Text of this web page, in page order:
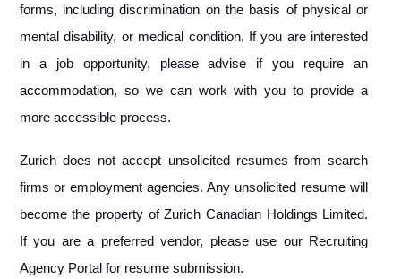
forms, including discrimination on the basis of physical or
mental disability, or medical condition. If you are interested
in a job opportunity, please advise if you require an
accommodation, so we can work with you to provide a
more accessible process.
Zurich does not accept unsolicited resumes from search
firms or employment agencies. Any unsolicited resume will
become the property of Zurich Canadian Holdings Limited.
If you are a preferred vendor, please use our Recruiting
Agency Portal for resume submission.